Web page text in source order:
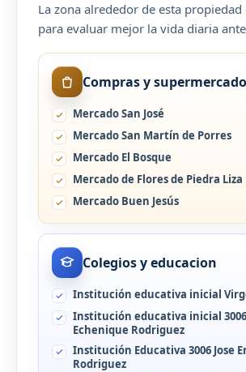
La zona alrededor de esta
para evaluar mejor la vida diaria
Compras y
Mercado San José
Mercado San Martín de Porres
Mercado El Bosque
Mercado de Flores de Piedra Liza
Mercado Buen Jesús
Colegios y educacion
Institución educativa inicial
Institución educativa inicial 3006
Echenique Rodriguez
Institución Educativa 3006 Jose
Rodriguez